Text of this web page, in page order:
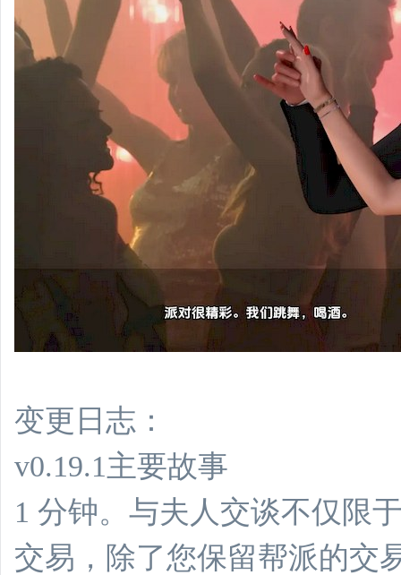
变更日志：
v0.19.1主要故事
1 分钟。与夫人交谈不仅限
交易，除了您保留帮派的交